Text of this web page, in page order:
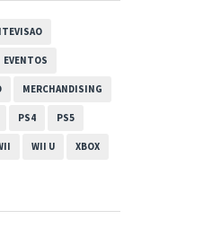
EVENTOS
MERCHANDISING
PS4 PS5
WII U XBOX